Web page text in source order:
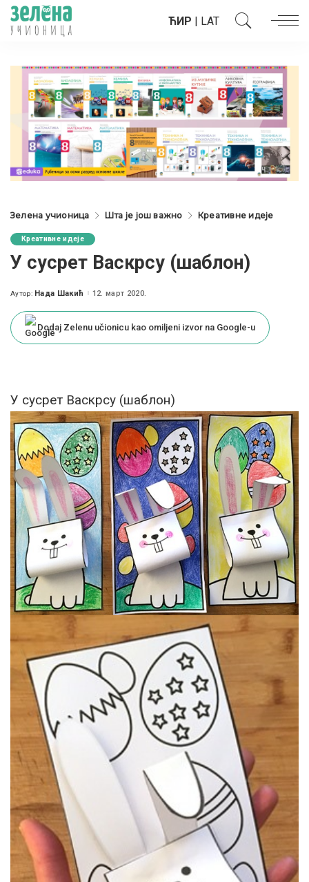
ЋИР | LAT
Зелена учионица Шта је још важно Креативне идеје
Креативне идеје
У сусрет Васкрсу (шаблон)
Posted
Аутор: Нада Шакић 12. март 2020.
Dodaj Zelenu učionicu kao omiljeni izvor na Google-u
У сусрет Васкрсу (шаблон)